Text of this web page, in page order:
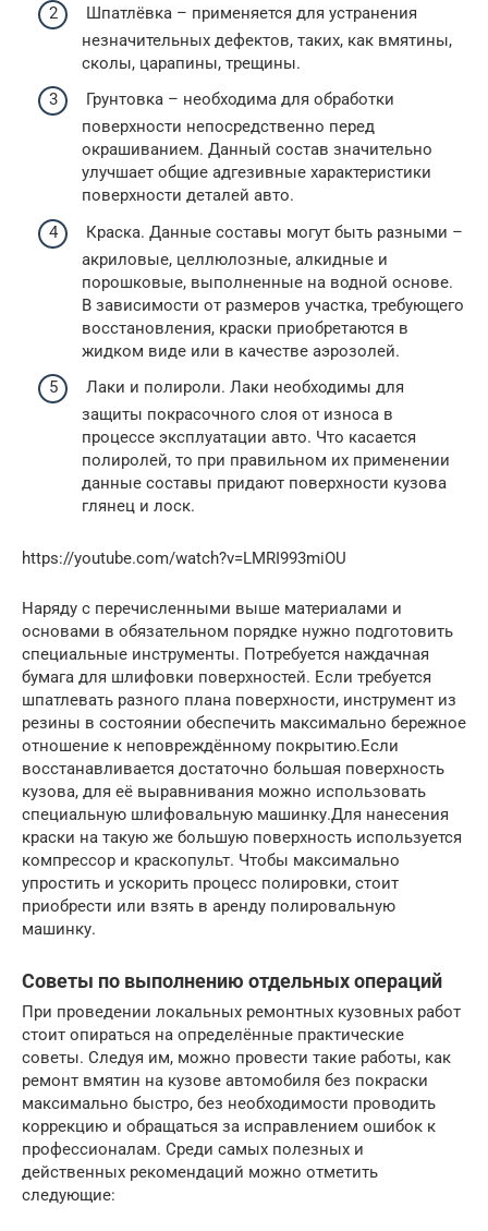
Шпатлёвка – применяется для устранения
незначительных дефектов, таких, как вмятины,
сколы, царапины, трещины.
Грунтовка – необходима для обработки
поверхности непосредственно перед
окрашиванием. Данный состав значительно
улучшает общие адгезивные характеристики
поверхности деталей авто.
Краска. Данные составы могут быть разными –
акриловые, целлюлозные, алкидные и
порошковые, выполненные на водной основе.
В зависимости от размеров участка, требующего
восстановления, краски приобретаются в
жидком виде или в качестве аэрозолей.
Лаки и полироли. Лаки необходимы для
защиты покрасочного слоя от износа в
процессе эксплуатации авто. Что касается
полиролей, то при правильном их применении
данные составы придают поверхности кузова
глянец и лоск.
https://youtube.com/watch?v=LMRI993miOU
Наряду с перечисленными выше материалами и
основами в обязательном порядке нужно подготовить
специальные инструменты. Потребуется наждачная
бумага для шлифовки поверхностей. Если требуется
шпатлевать разного плана поверхности, инструмент из
резины в состоянии обеспечить максимально бережное
отношение к неповреждённому покрытию.Если
восстанавливается достаточно большая поверхность
кузова, для её выравнивания можно использовать
специальную шлифовальную машинку.Для нанесения
краски на такую же большую поверхность используется
компрессор и краскопульт. Чтобы максимально
упростить и ускорить процесс полировки, стоит
приобрести или взять в аренду полировальную
машинку.
Советы по выполнению отдельных операций
При проведении локальных ремонтных кузовных работ
стоит опираться на определённые практические
советы. Следуя им, можно провести такие работы, как
ремонт вмятин на кузове автомобиля без покраски
максимально быстро, без необходимости проводить
коррекцию и обращаться за исправлением ошибок к
профессионалам. Среди самых полезных и
действенных рекомендаций можно отметить
следующие: